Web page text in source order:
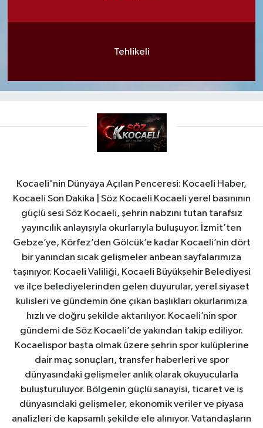
Tehlikeli
Kocaeli'nin Dünyaya Açılan Penceresi: Kocaeli Haber,
Kocaeli Son Dakika | Söz Kocaeli Kocaeli yerel basınının
güçlü sesi Söz Kocaeli, şehrin nabzını tutan tarafsız
yayıncılık anlayışıyla okurlarıyla buluşuyor. İzmit’ten
Gebze’ye, Körfez’den Gölcük’e kadar Kocaeli’nin dört
bir yanından sıcak gelişmeler anbean sayfalarımıza
taşınıyor. Kocaeli Valiliği, Kocaeli Büyükşehir Belediyesi
ve ilçe belediyelerinden gelen duyurular, yerel siyaset
kulisleri ve gündemin öne çıkan başlıkları okurlarımıza
hızlı ve doğru şekilde aktarılıyor. Kocaeli’nin spor
gündemi de Söz Kocaeli’de yakından takip ediliyor.
Kocaelispor başta olmak üzere şehrin spor kulüplerine
dair maç sonuçları, transfer haberleri ve spor
dünyasındaki gelişmeler anlık olarak okuyucularla
buluşturuluyor. Bölgenin güçlü sanayisi, ticaret ve iş
dünyasındaki gelişmeler, ekonomik veriler ve piyasa
analizleri de kapsamlı şekilde ele alınıyor. Vatandaşların